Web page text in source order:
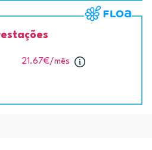
21.67€/mês